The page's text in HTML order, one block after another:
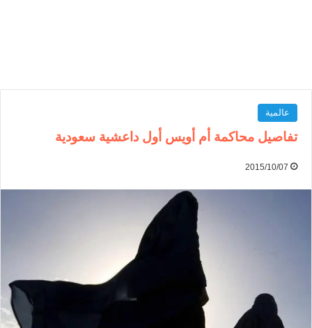
عالمية
تفاصيل محاكمة أم أويس أول داعشية سعودية
2015/10/07